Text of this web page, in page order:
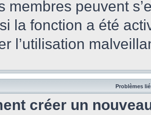
membres peuvent
la fonction a été
l’utilisation
Problèmes
créer un